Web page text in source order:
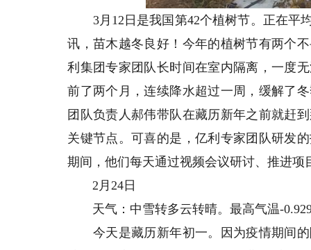
3月12日是我国第42个植树节。正在平
讯，苗木越冬良好！今年的植树节有两个
利集团专家团队长时间在室内隔离，一度
前了两个月，连续降水超过一周，缓解了
团队负责人郝伟带队在藏历新年之前就赶
关键节点。可喜的是，亿利专家团队研发
期间，他们每天通过视频会议研讨、推进项
2月24日
天气：中雪转多云转晴。最高气温-
今天是藏历新年初一。因为疫情期间的